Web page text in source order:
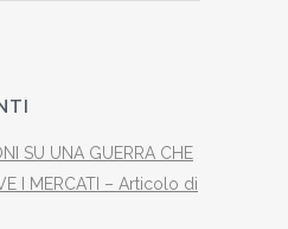
SU UNA GUERRA CHE
I MERCATI – Articolo di